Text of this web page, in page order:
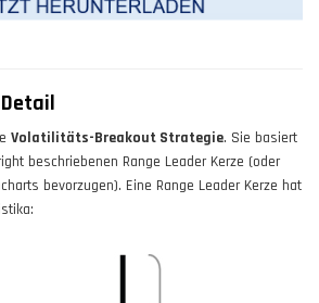
Volatilitäts-Breakout Strategie. Sie basiert
beschriebenen Range Leader Kerze (oder
bevorzugen). Eine Range Leader Kerze hat